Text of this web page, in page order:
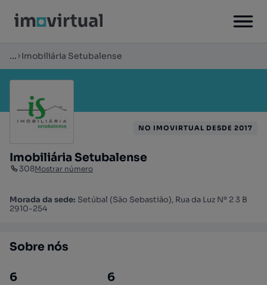
... Imobiliária Setubalense
Imobiliária Setubalense
308Mostrar número
Morada da sede: Setúbal (São Sebastião), Rua da Luz Nº 2 3 B
2910-254
NO IMOVIRTUAL DESDE 2017
Sobre nós
6 6